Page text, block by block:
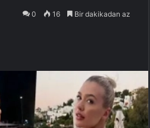
0 16 Bir dakikadan az